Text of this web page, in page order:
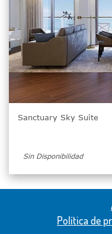
Sanctuary Sky Suite
Sin Disponibilidad
Política de